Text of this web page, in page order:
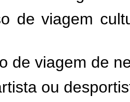
de viagem
de viagem de
ou